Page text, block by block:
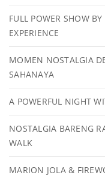
FULL POWER SHOW
EXPERIENCE
MOMEN NOSTALGIA
SAHANAYA
A POWERFUL NIGHT
NOSTALGIA BARENG
WALK
MARION JOLA &